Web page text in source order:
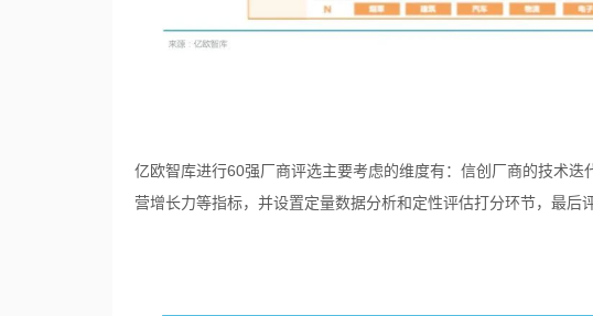
亿欧智库进行60强厂商评选主要考虑的维度有：信创厂商的技术
营增长力等指标，并设置定量数据分析和定性评估打分环节，最后